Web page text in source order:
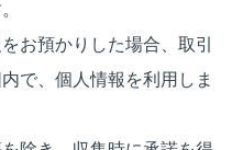
お預かりした場合、取引
で、個人情報を利用しま